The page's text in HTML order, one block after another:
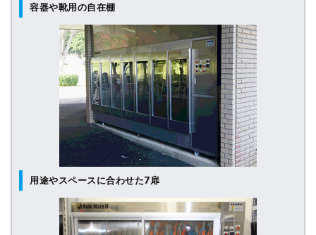
容器や靴用の自在棚
用途やスペースに合わせた7扉